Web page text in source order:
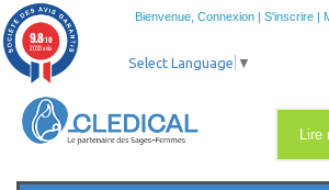
Bienvenue, Connexion | S'inscrire |
Lire
Select Language ▼
9.8/10
2033 avis